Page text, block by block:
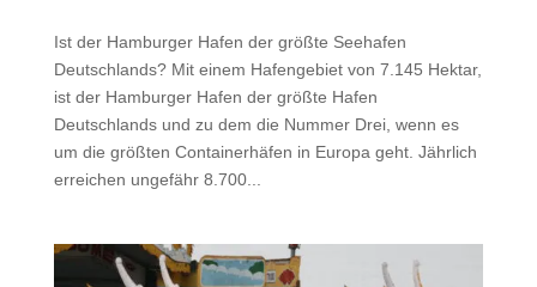
Ist der Hamburger Hafen der größte Seehafen
Deutschlands? Mit einem Hafengebiet von 7.145 Hektar,
ist der Hamburger Hafen der größte Hafen
Deutschlands und zu dem die Nummer Drei, wenn es
um die größten Containerhäfen in Europa geht. Jährlich
erreichen ungefähr 8.700...